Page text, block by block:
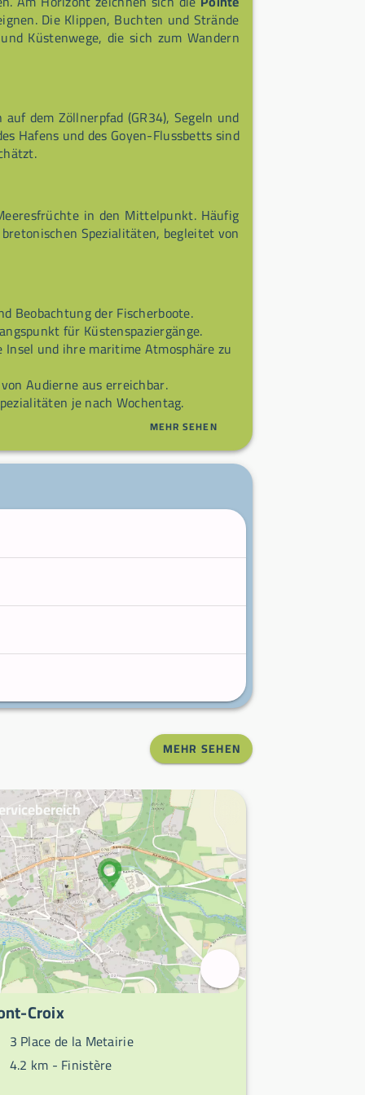
Die Klippen, Buchten und Strände
Küstenwege, die sich zum Wandern
dem Zöllnerpfad (GR34), Segeln und
Hafens und des Goyen-Flussbetts sind
in den Mittelpunkt. Häufig
Spezialitäten, begleitet von
Beobachtung der Fischerboote.
für Küstenspaziergänge.
und ihre maritime Atmosphäre zu
Audierne aus erreichbar.
je nach Wochentag.
MEHR SEHEN
MEHR SEHEN
Croix
3 Place de la Metairie
4.2 km - Finistère